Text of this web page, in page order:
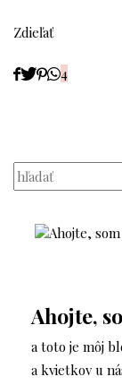
Zdieľať
4
Ahojte,
a toto je môj
a kvietkov u